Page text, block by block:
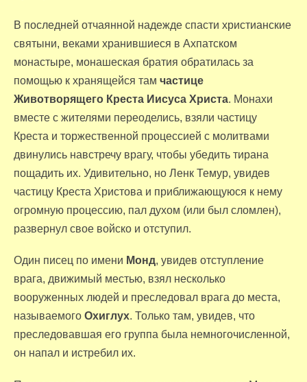
В последней отчаянной надежде спасти христианские
святыни, веками хранившиеся в Ахпатском
монастыре, монашеская братия обратилась за
помощью к хранящейся там частице
Животворящего Креста Иисуса Христа. Монахи
вместе с жителями переоделись, взяли частицу
Креста и торжественной процессией с молитвами
двинулись навстречу врагу, чтобы убедить тирана
пощадить их. Удивительно, но Ленк Темур, увидев
частицу Креста Христова и приближающуюся к нему
огромную процессию, пал духом (или был сломлен),
развернул свое войско и отступил.
Один писец по имени Монд, увидев отступление
врага, движимый местью, взял несколько
вооруженных людей и преследовал врага до места,
называемого Охиглух. Только там, увидев, что
преследовавшая его группа была немногочисленной,
он напал и истребил их.